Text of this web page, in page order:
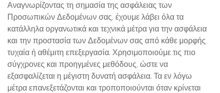
Αναγνωρίζοντας τη σημασία της ασφάλειας των
Προσωπικών Δεδομένων σας, έχουμε λάβει όλα τα
κατάλληλα οργανωτικά και τεχνικά μέτρα για την ασφάλεια
και την προστασία των Δεδομένων σας από κάθε μορφής
τυχαία ή αθέμιτη επεξεργασία. Χρησιμοποιούμε τις πιο
σύγχρονες και προηγμένες μεθόδους, ώστε να
εξασφαλίζεται η μέγιστη δυνατή ασφάλεια. Τα εν λόγω
μέτρα επανεξετάζονται και τροποποιούνται όταν κρίνεται